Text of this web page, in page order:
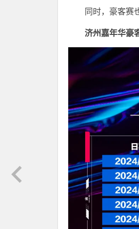
同时，豪客赛
济州嘉年华豪